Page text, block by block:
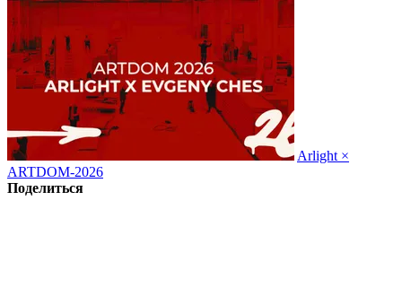
Arlight ×
ARTDOM-2026
Поделиться